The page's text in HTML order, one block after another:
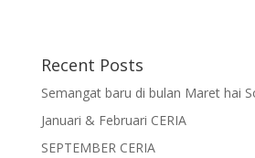
Recent Posts
Semangat baru di bulan Maret hai
Januari & Februari CERIA
SEPTEMBER CERIA